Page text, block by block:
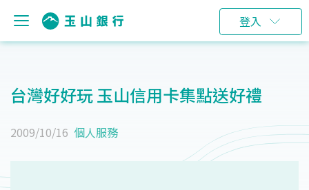
登入
台灣好好玩 玉山信用卡集點送好禮
2009/10/16 個人服務